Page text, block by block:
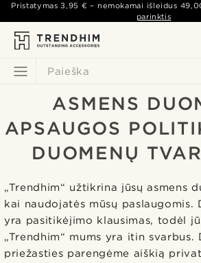
Paieška
Pristatymas3,95 € – nemokamai išleidus
parinktis
ASMENS
APSAUGOS
DUOMENŲ
„Trendhim“ užtikrina jūsų asmens
kai naudojatės mūsų paslaugomis.
yra pasitikėjimo klausimas, todėl
„Trendhim“ mums yra itin svarbus.
priežasties parengėme aiškią